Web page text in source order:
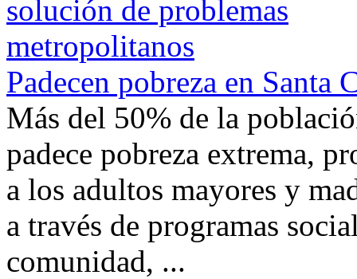
Padecen pobreza en Santa
Más del 50% de la
padece pobreza extrema,
a los adultos mayores y
a través de programas
comunidad, ...